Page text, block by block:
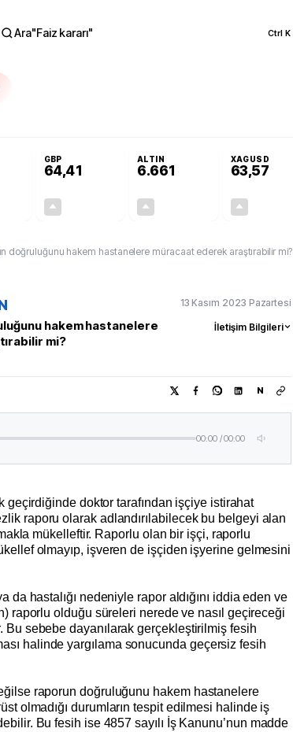
Ara"Faiz kararı" Ctrl K
GBP
64,41
ALTIN
6.661
XAGUSD
63,57
doğruluğunu hakem hastanelere müracaat ederek araştırabilir mi?
hakem hastanelere
mi?
13 Kasım 2023 Pazartesi
İletişim Bilgileri
N
00:00/00:00
geçirdiğinde doktor tarafından işçiye istirahat
raporu olarak adlandırılabilecek bu belgeyi alan
mükelleftir. Raporlu olan bir işçi, raporlu
olmayıp, işveren de işçiden işyerine gelmesini
da hastalığı nedeniyle rapor aldığını iddia eden ve
raporlu olduğu süreleri nerede ve nasıl geçireceği
sebebe dayanılarak gerçekleştirilmiş fesih
halinde yargılama sonucunda geçersiz fesih
raporun doğruluğunu hakem hastanelere
olmadığı durumların tespit edilmesi halinde iş
Bu fesih ise 4857 sayılı İş Kanunu’nun madde